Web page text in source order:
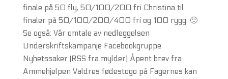
finale på 50 fly, 50/100/200 fri Christina til
finaler på 50/100/200/400 fri og 100 rygg. 🙂
Se også: Vår omtale av nedleggelsen
Underskriftskampanje Facebookgruppe
Nyhetssaker (RSS fra mylder) Åpent brev fra
Ammehjelpen Valdres fødestogo på Fagernes kan